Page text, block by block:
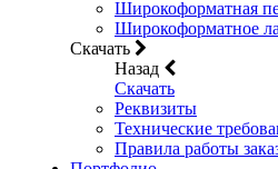
Широкоформатная
Широкоформатное
Скачать
Назад
Скачать
Реквизиты
Технические
Правила работы